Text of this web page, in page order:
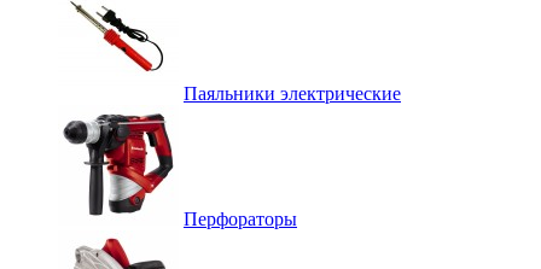
Паяльники электрические
Перфораторы